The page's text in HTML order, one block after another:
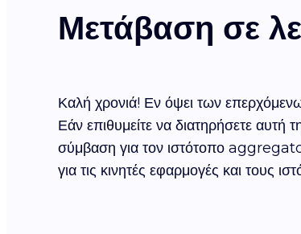
Μετάβαση σε
Καλή χρονιά! Εν όψει των
Εάν επιθυμείτε να διατηρήσετε
σύμβαση για τον ιστότοπο
για τις κινητές εφαρμογές και τους